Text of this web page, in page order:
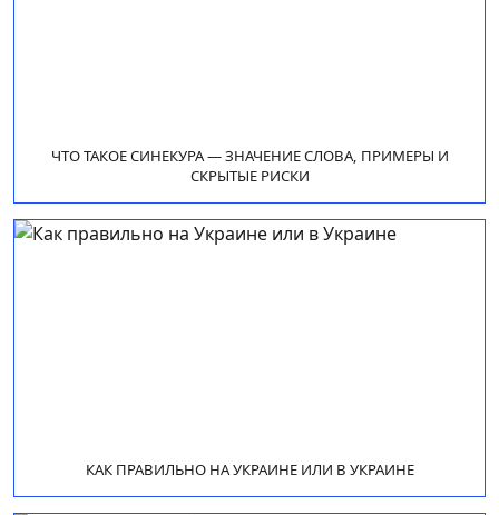
ЧТО ТАКОЕ СИНЕКУРА — ЗНАЧЕНИЕ СЛОВА, ПРИМЕРЫ И
СКРЫТЫЕ РИСКИ
КАК ПРАВИЛЬНО НА УКРАИНЕ ИЛИ В УКРАИНЕ